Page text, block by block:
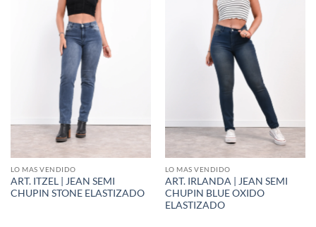
LO MAS VENDIDO
ART. ITZEL | JEAN SEMI
CHUPIN STONE ELASTIZADO
LO MAS VENDIDO
ART. IRLANDA | JEAN SEMI
CHUPIN BLUE OXIDO
ELASTIZADO